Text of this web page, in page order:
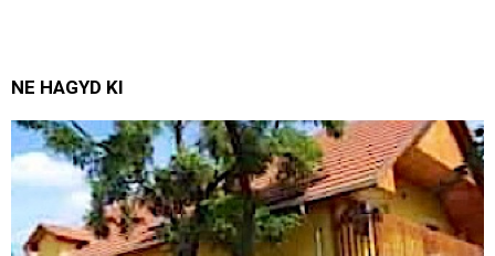
NE HAGYD KI